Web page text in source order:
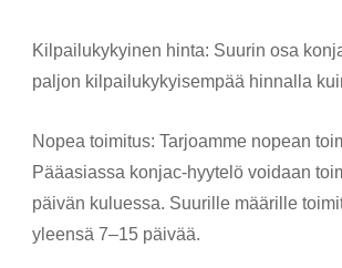
Kilpailukykyinen hinta: Suurin osa
paljon kilpailukykyisempää hinnalla
Nopea toimitus: Tarjoamme nopean
Pääasiassa konjac-hyytelö voidaan
päivän kuluessa. Suurille määrille
yleensä 7–15 päivää.